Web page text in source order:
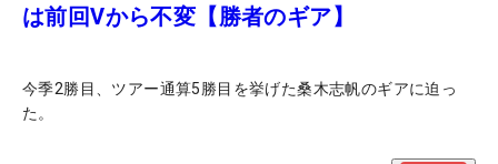
は前回Vから不変【勝者のギア】
今季2勝目、ツアー通算5勝目を挙げた桑木志帆のギアに迫っ
た。